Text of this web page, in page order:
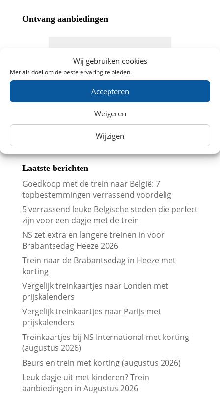
Wij gebruiken cookies
Met als doel om de beste ervaring te bieden.
Accepteren
Weigeren
Wijzigen
Ontvang aanbiedingen
Laatste berichten
Goedkoop met de trein naar België: 7
topbestemmingen verrassend voordelig
5 verrassend leuke Belgische steden die perfect
zijn voor een dagje met de trein
NS zet extra en langere treinen in voor
Brabantsedag Heeze 2026
Trein naar de Brabantsedag in Heeze met
korting
Vergelijk treinkaartjes naar Londen met
prijskalenders
Vergelijk treinkaartjes naar Parijs met
prijskalenders
Treinkaartjes bij NS International met korting
(augustus 2026)
Beurs en trein met korting (augustus 2026)
Leuk dagje uit met kinderen? Trein
aanbiedingen in Augustus 2026